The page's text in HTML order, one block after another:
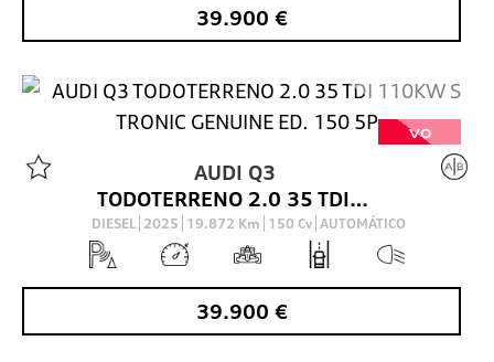
39.900 €
VO
AUDI Q3
TODOTERRENO 2.0 35 TDI 110KW S TRONIC GENUINE ED. 150 5P
DIESEL 2025 19.872 Km 150 Cv AUTOMÁTICO
39.900 €